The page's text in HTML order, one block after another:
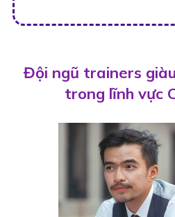
Đội ngũ trainers
trong lĩnh vực